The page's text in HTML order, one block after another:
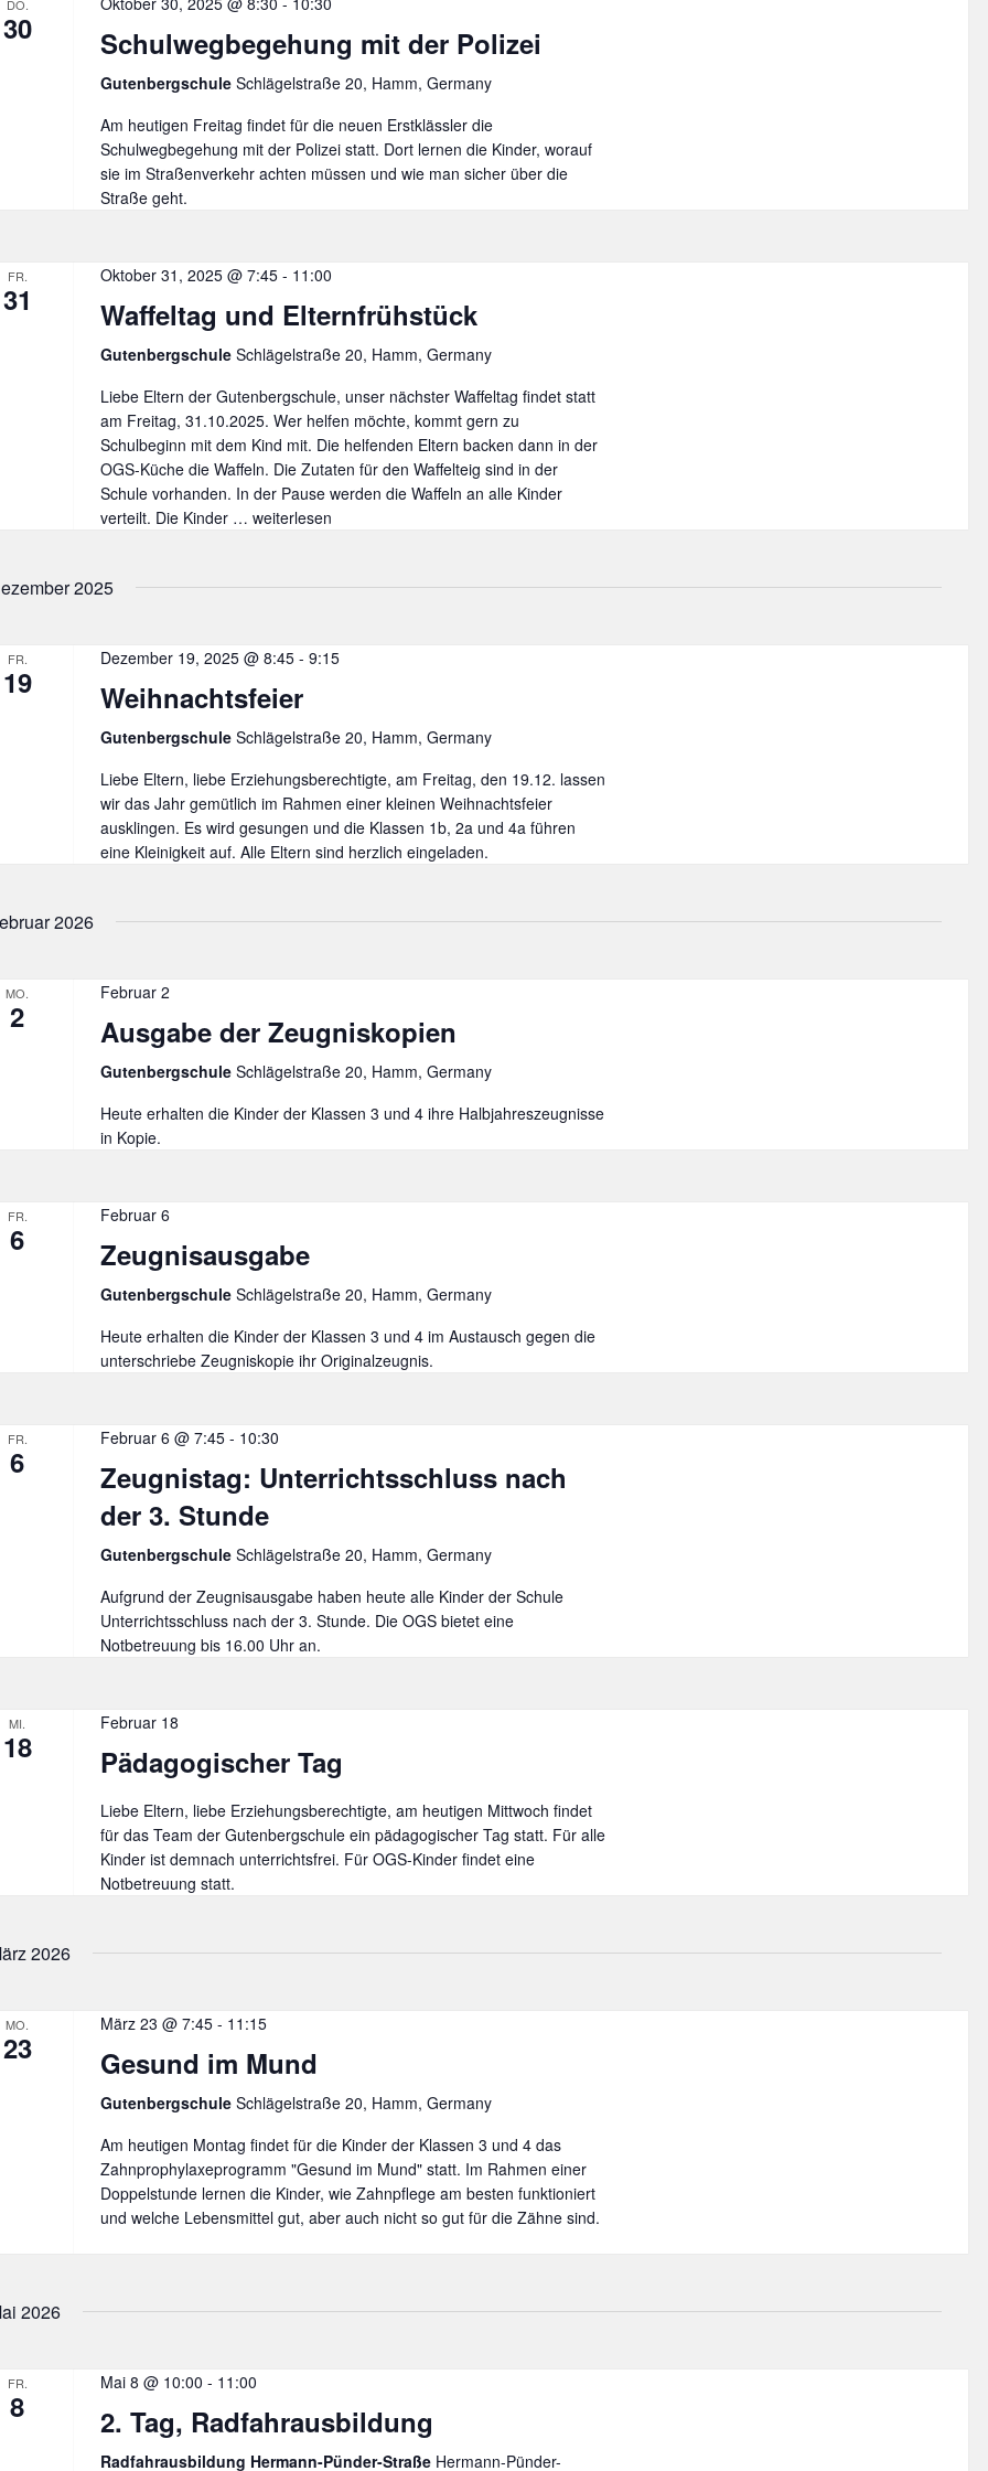
DO.
30 Schulwegbegehung mit der Polizei
Gutenbergschule Schlägelstraße 20, Hamm, Germany
Am heutigen Freitag findet für die neuen Erstklässler die
Schulwegbegehung mit der Polizei statt. Dort lernen die Kinder, worauf
sie im Straßenverkehr achten müssen und wie man sicher über die
Straße geht.
FR.
31
Oktober 31, 2025 @ 7:45- 11:00
Waffeltag und Elternfrühstück
Gutenbergschule Schlägelstraße 20, Hamm, Germany
Liebe Eltern der Gutenbergschule, unser nächster Waffeltag findet statt
am Freitag, 31.10.2025. Wer helfen möchte, kommt gern zu
Schulbeginn mit dem Kind mit. Die helfenden Eltern backen dann in der
OGS-Küche die Waffeln. Die Zutaten für den Waffelteig sind in der
Schule vorhanden. In der Pause werden die Waffeln an alle Kinder
verteilt. Die Kinder … Waffeltag
weiterlesen
2025
FR.
19
Dezember 19, 2025 @ 8:45- 9:15
Weihnachtsfeier
Gutenbergschule Schlägelstraße 20, Hamm, Germany
Liebe Eltern, liebe Erziehungsberechtigte, am Freitag, den 19.12. lassen
wir das Jahr gemütlich im Rahmen einer kleinen Weihnachtsfeier
ausklingen. Es wird gesungen und die Klassen 1b, 2a und 4a führen
eine Kleinigkeit auf. Alle Eltern sind herzlich eingeladen.
2026
MO.
2
Februar 2
Ausgabe der Zeugniskopien
Gutenbergschule Schlägelstraße 20, Hamm, Germany
Heute erhalten die Kinder der Klassen 3 und 4 ihre Halbjahreszeugnisse
in Kopie.
FR.
6
Februar 6
Zeugnisausgabe
Gutenbergschule Schlägelstraße 20, Hamm, Germany
Heute erhalten die Kinder der Klassen 3 und 4 im Austausch gegen die
unterschriebe Zeugniskopie ihr Originalzeugnis.
FR.
6
Februar 6 @ 7:45- 10:30
Zeugnistag: Unterrichtsschluss nach
der 3. Stunde
Gutenbergschule Schlägelstraße 20, Hamm, Germany
Aufgrund der Zeugnisausgabe haben heute alle Kinder der Schule
Unterrichtsschluss nach der 3. Stunde. Die OGS bietet eine
Notbetreuung bis 16.00 Uhr an.
MI.
18
Februar 18
Pädagogischer Tag
Liebe Eltern, liebe Erziehungsberechtigte, am heutigen Mittwoch findet
für das Team der Gutenbergschule ein pädagogischer Tag statt. Für alle
Kinder ist demnach unterrichtsfrei. Für OGS-Kinder findet eine
Notbetreuung statt.
2026
MO.
23
März 23 @ 7:45- 11:15
Gesund im Mund
Gutenbergschule Schlägelstraße 20, Hamm, Germany
Am heutigen Montag findet für die Kinder der Klassen 3 und 4 das
Zahnprophylaxeprogramm "Gesund im Mund" statt. Im Rahmen einer
Doppelstunde lernen die Kinder, wie Zahnpflege am besten funktioniert
und welche Lebensmittel gut, aber auch nicht so gut für die Zähne sind.
2026
FR.
8
Mai 8 @ 10:00 - 11:00
2. Tag, Radfahrausbildung
Radfahrausbildung Hermann-Pünder-Straße Hermann-Pünder-